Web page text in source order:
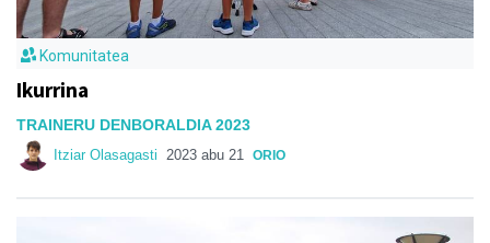
Komunitatea
Ikurrina
TRAINERU DENBORALDIA 2023
Itziar Olasagasti 2023 abu 21 ORIO